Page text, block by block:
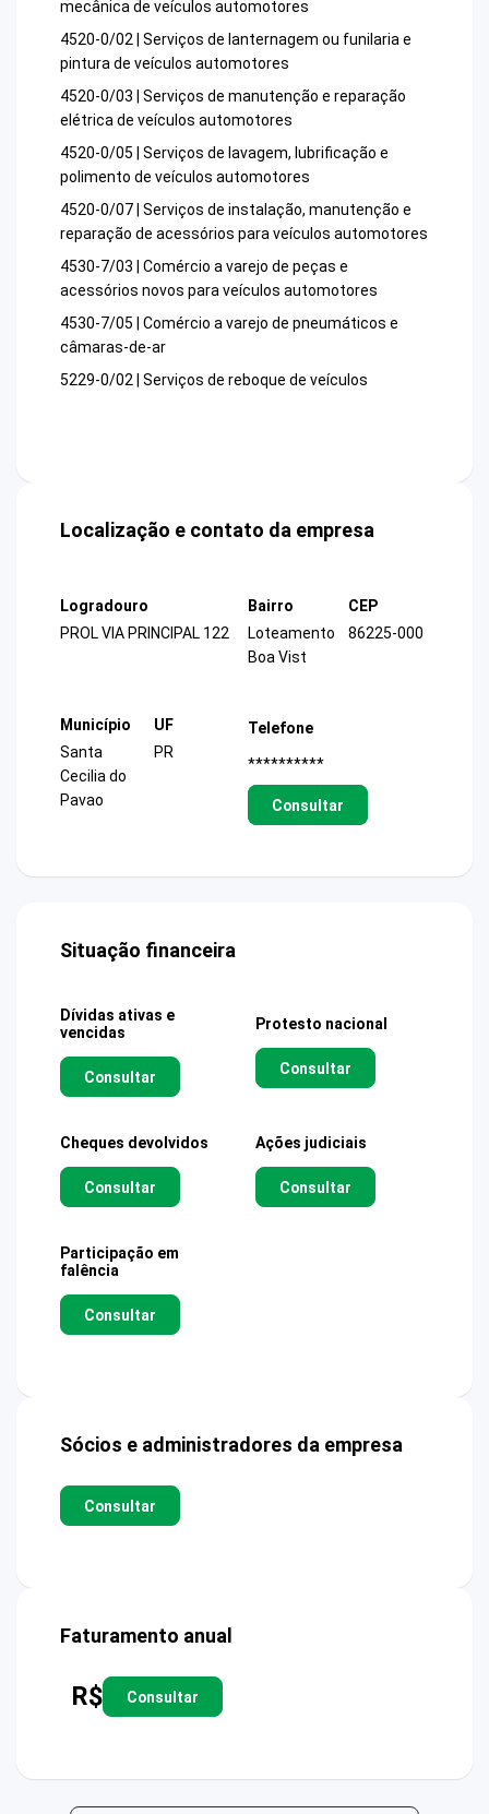
mecânica de veículos automotores
4520-0/02 | Serviços de lanternagem ou funilaria e
pintura de veículos automotores
4520-0/03 | Serviços de manutenção e reparação
elétrica de veículos automotores
4520-0/05 | Serviços de lavagem, lubrificação e
polimento de veículos automotores
4520-0/07 | Serviços de instalação, manutenção e
reparação de acessórios para veículos automotores
4530-7/03 | Comércio a varejo de peças e
acessórios novos para veículos automotores
4530-7/05 | Comércio a varejo de pneumáticos e
câmaras-de-ar
5229-0/02 | Serviços de reboque de veículos
Localização e contato da empresa
Logradouro
PROL VIA PRINCIPAL 122
Bairro
Loteamento
Boa Vist
CEP
86225-000
Município
Santa
Cecilia do
Pavao
UF
PR
Telefone
**********
Consultar
Situação financeira
Dívidas ativas e
vencidas
Consultar
Protesto nacional
Consultar
Cheques devolvidos
Consultar
Ações judiciais
Consultar
Participação em
falência
Consultar
Sócios e administradores da empresa
Consultar
Faturamento anual
R$ Consultar